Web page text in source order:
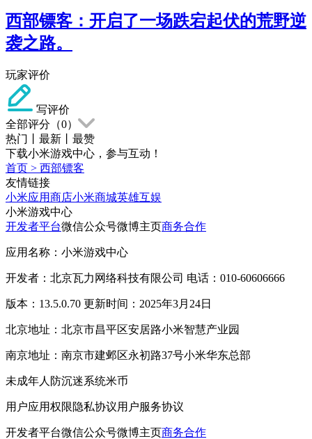
西部镖客：开启了一场跌宕起伏的荒野逆
袭之路。
玩家评价
写评价
全部评分（0）
热门
最新
最赞
下载小米游戏中心，参与互动！
首页 > 西部镖客
友情链接
小米应用商店小米商城英雄互娱
小米游戏中心
开发者平台微信公众号微博主页商务合作
应用名称：小米游戏中心
开发者：北京瓦力网络科技有限公司 电话：010-60606666
版本：13.5.0.70 更新时间：2025年3月24日
北京地址：北京市昌平区安居路小米智慧产业园
南京地址：南京市建邺区永初路37号小米华东总部
未成年人防沉迷系统米币
用户应用权限隐私协议用户服务协议
开发者平台微信公众号微博主页商务合作